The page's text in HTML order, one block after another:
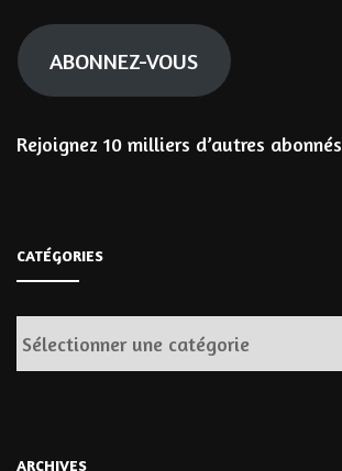
mail
ABONNEZ-VOUS
Rejoignez 10 milliers d’autres abonnés
CATÉGORIES
Catégories
ARCHIVES